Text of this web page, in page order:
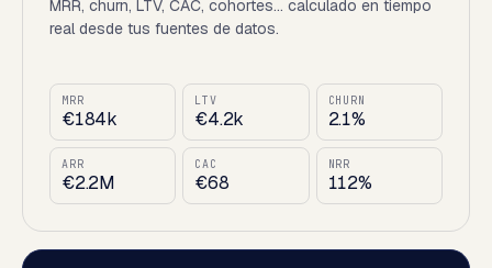
MRR, churn, LTV, CAC, cohortes... calculado en tiempo
real desde tus fuentes de datos.
MRR
€184k
LTV
€4.2k
CHURN
2.1%
ARR
€2.2M
CAC
€68
NRR
112%